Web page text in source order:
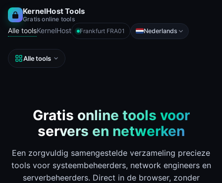
KernelHost Tools
Gratis online tools
Alle toolsKernelHost Frankfurt FRA01 Nederlands
Alle tools
Gratis online tools voor
servers en netwerken
Een zorgvuldig samengestelde verzameling precieze
tools voor systeembeheerders, network engineers en
serverbeheerders. Direct in de browser, zonder